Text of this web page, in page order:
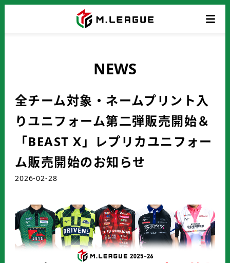
NEWS
全チーム対象・ネームプリント入
りユニフォーム第二弾販売開始＆
「BEAST X」レプリカユニフォー
ム販売開始のお知らせ
2026-02-28